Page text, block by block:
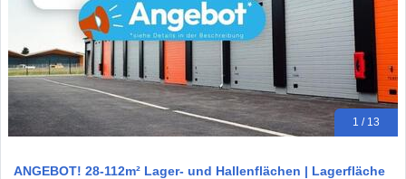
1 / 13
ANGEBOT! 28-112m² Lager- und Hallenflächen | Lagerfläche